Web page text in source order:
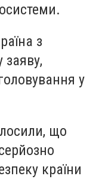
з
у
що
країни